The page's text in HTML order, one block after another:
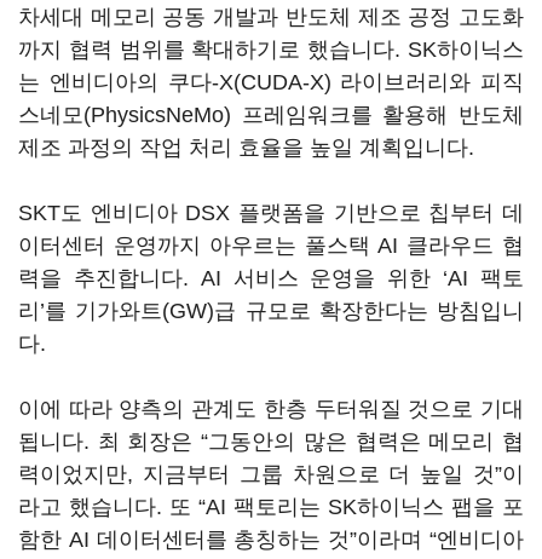
차세대 메모리 공동 개발과 반도체 제조 공정 고도화
까지 협력 범위를 확대하기로 했습니다. SK하이닉스
는 엔비디아의 쿠다-X(CUDA-X) 라이브러리와 피직
스네모(PhysicsNeMo) 프레임워크를 활용해 반도체
제조 과정의 작업 처리 효율을 높일 계획입니다.
SKT도 엔비디아 DSX 플랫폼을 기반으로 칩부터 데
이터센터 운영까지 아우르는 풀스택 AI 클라우드 협
력을 추진합니다. AI 서비스 운영을 위한 ‘AI 팩토
리’를 기가와트(GW)급 규모로 확장한다는 방침입니
다.
이에 따라 양측의 관계도 한층 두터워질 것으로 기대
됩니다. 최 회장은 “그동안의 많은 협력은 메모리 협
력이었지만, 지금부터 그룹 차원으로 더 높일 것”이
라고 했습니다. 또 “AI 팩토리는 SK하이닉스 팹을 포
함한 AI 데이터센터를 총칭하는 것”이라며 “엔비디아